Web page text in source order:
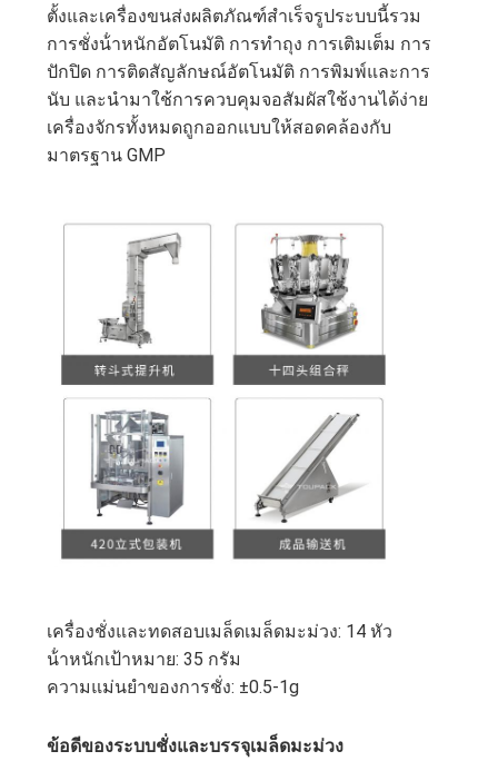
ขอ
ทุน
นโยบาย
ความ
ตั้งและเครื่องขนส่งผลิตภัณฑ์สําเร็จรูประบบนี้รวม
การชั่งน้ําหนักอัตโนมัติ การทําถุง การเติมเต็ม การ
ปักปิด การติดสัญลักษณ์อัตโนมัติ การพิมพ์และการ
นับ และนํามาใช้การควบคุมจอสัมผัสใช้งานได้ง่าย
เครื่องจักรทั้งหมดถูกออกแบบให้สอดคล้องกับ
มาตรฐาน GMP
เครื่องชั่งและทดสอบเมล็ดเมล็ดมะม่วง: 14 หัว
น้ําหนักเป้าหมาย: 35 กรัม
ความแม่นยําของการชั่ง: ±0.5-1g
ข้อดีของระบบชั่งและบรรจุเมล็ดมะม่วง